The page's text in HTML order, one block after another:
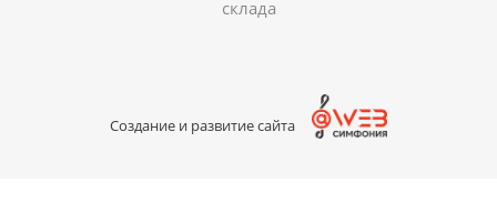
склада
Создание и развитие сайта